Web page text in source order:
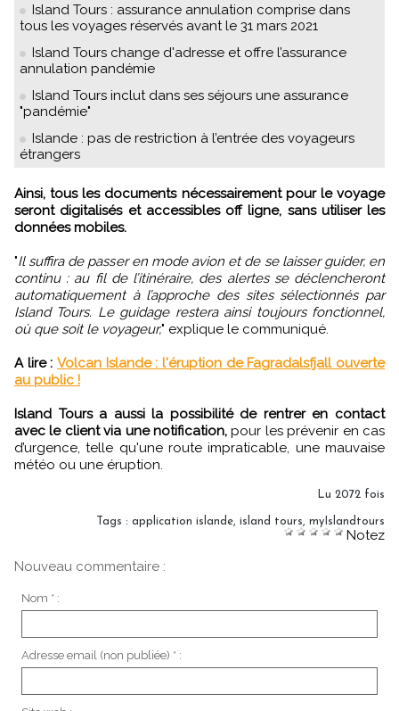
Island Tours : assurance annulation comprise dans
tous les voyages réservés avant le 31 mars 2021
Island Tours change d'adresse et offre l’assurance
annulation pandémie
Island Tours inclut dans ses séjours une assurance
"pandémie"
Islande : pas de restriction à l’entrée des voyageurs
étrangers
Ainsi, tous les documents nécessairement pour le voyage
seront digitalisés et accessibles off ligne, sans utiliser les
données mobiles.
"Il suffira de passer en mode avion et de se laisser guider, en
continu : au fil de l’itinéraire, des alertes se déclencheront
automatiquement à l’approche des sites sélectionnés par
Island Tours. Le guidage restera ainsi toujours fonctionnel,
où que soit le voyageur," explique le communiqué.
A lire : Volcan Islande : l'éruption de Fagradalsfjall ouverte
au public !
Island Tours a aussi la possibilité de rentrer en contact
avec le client via une notification, pour les prévenir en cas
d’urgence, telle qu'une route impraticable, une mauvaise
météo ou une éruption.
Lu 2072 fois
Tags : application islande, island tours, myIslandtours
Notez
Nouveau commentaire :
Nom * :
Adresse email (non publiée) * :